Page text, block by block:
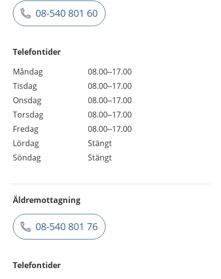
08-540 801 60
Telefontider
Måndag
08.00–17.00
Tisdag
08.00–17.00
Onsdag
08.00–17.00
Torsdag
08.00–17.00
Fredag
08.00–17.00
Lördag
Stängt
Söndag
Stängt
Äldremottagning
08-540 801 76
Telefontider